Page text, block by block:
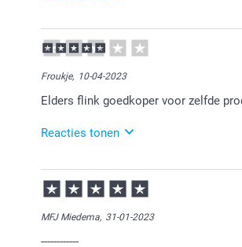
11-05-2026
12:07
Veel plezier van je bestelling!
Froukje, 10-04-2023
Elders flink goedkoper voor zelfde
Reacties tonen
11-04-2023
12:50
Hartelijk dank voor je review.
product. Onze klantenservice
MFJ Miedema, 31-01-2023
------------